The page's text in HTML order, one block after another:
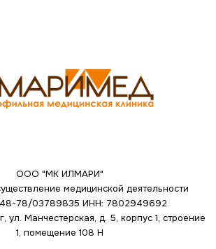
ООО "МК ИЛМАРИ"
медицинской деятельности
78/03789835 ИНН: 7802949692
ул. Манчестерская, д. 5, корпус 1, строение
1, помещение 108 Н